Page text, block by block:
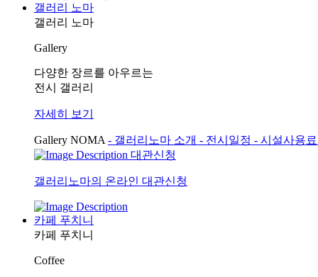
갤러리 노마
갤러리 노마
Gallery
다양한 장르를 아우르는
전시 갤러리
자세히 보기
Gallery NOMA - 갤러리노마 소개 - 전시일정 - 시설사용
대관신청
갤러리노마의 온라인 대관신청
카페 푸치니
카페 푸치니
Coffee